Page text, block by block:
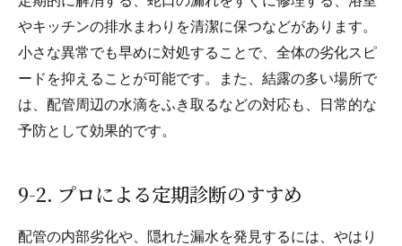
やキッチンの排水まわりを清潔に保つなどがあります。
小さな異常でも早めに対処することで、全体の劣化スピ
ードを抑えることが可能です。また、結露の多い場所で
は、配管周辺の水滴をふき取るなどの対応も、日常的な
予防として効果的です。
9-2. プロによる定期診断のすすめ
配管の内部劣化や、隠れた漏水を発見するには、やはり